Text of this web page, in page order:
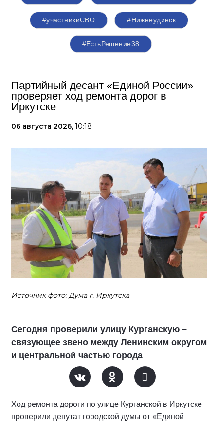
#участникиСВО #Нижнеудинск
#ЕстьРешение38
Партийный десант «Единой России»
проверяет ход ремонта дорог в
Иркутске
06 августа 2026, 10:18
Источник фото: Дума г. Иркутска
Сегодня проверили улицу Курганскую –
связующее звено между Ленинским округом
и центральной частью города
Ход ремонта дороги по улице Курганской в Иркутске
проверили депутат городской думы от «Единой